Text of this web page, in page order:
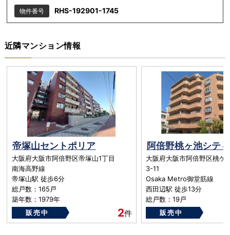
物件番号 RHS-192901-1745
近隣マンション情報
帝塚山セントポリア
大阪府大阪市阿倍野区帝塚山1丁目
南海高野線
帝塚山駅 徒歩6分
総戸数：165戸
築年数：1979年
販売中
2件
阿倍野桃ヶ池シテ
大阪府大阪市阿倍野区桃ケ
3-11
Osaka Metro御堂筋線
西田辺駅 徒歩13分
総戸数：19戸
築年数：1988年
販売中